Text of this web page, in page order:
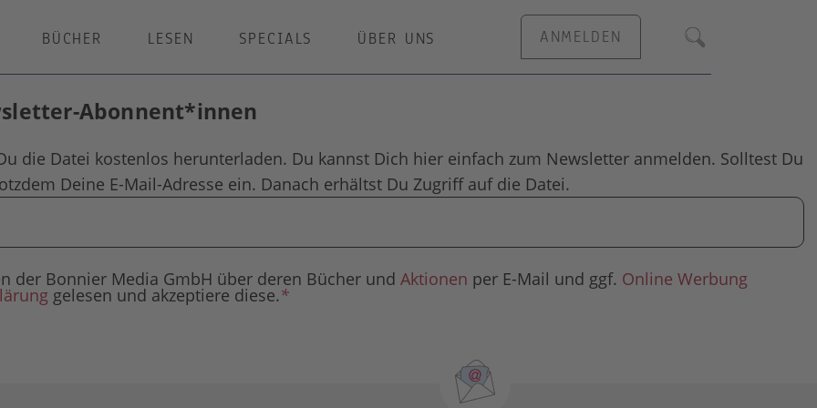
BÜCHER LESEN SPECIALS ÜBER UNS ANMELDEN Suche
Abonnent*innen
die Datei kostenlos herunterladen. Du kannst Dich hier einfach zum Newsletter anmelden. Solltest Du
Deine E-Mail-Adresse ein. Danach erhältst Du Zugriff auf die Datei.
der Bonnier Media GmbH über deren Bücher und Aktionen per E-Mail und ggf. Online Werbung
gelesen und akzeptiere diese.*